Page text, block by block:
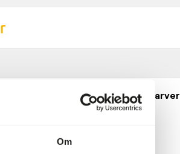
Om
Sorte Soldaterflue Larver
1 l æske